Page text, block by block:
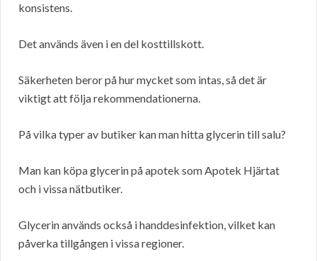
konsistens.
Det används även i en del kosttillskott.
Säkerheten beror på hur mycket som intas, så det är
viktigt att följa rekommendationerna.
På vilka typer av butiker kan man hitta glycerin till salu?
Man kan köpa glycerin på apotek som Apotek Hjärtat
och i vissa nätbutiker.
Glycerin används också i handdesinfektion, vilket kan
påverka tillgången i vissa regioner.